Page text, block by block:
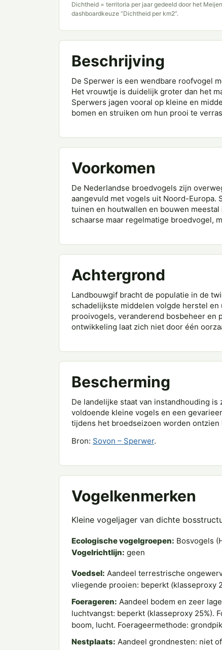
Dichtheid = territoria per jaar gedeeld door het
dashboardkeuze “Dichtheid per km2”.
Beschrijving
De Sperwer is een wendbare roofvogel
Het vrouwtje is duidelijk groter dan het
Sperwers jagen vooral op kleine en
bomen en struiken om hun prooi te
Voorkomen
De Nederlandse broedvogels zijn
aangevuld met vogels uit Noord-
tuinen en houtwallen en bouwen
schaarse maar regelmatige broedvogel,
Achtergrond
Landbouwgif bracht de populatie in de
schadelijkste middelen volgde herstel
prooivogels, veranderend bosbeheer en
ontwikkeling laat zich niet door één
Bescherming
De landelijke staat van instandhouding
voldoende kleine vogels en een
tijdens het broedseizoen worden
Bron: Sovon – Sperwer.
Vogelkenmerken
Kleine vogeljager van dichte
Ecologische vogelgroepen: Bosvogels
Vogelrichtlijn: geen
Voedsel: Aandeel terrestrische
vliegende prooien: beperkt (klasseproxy
Foerageren: Aandeel bodem en zeer
luchtvangst: beperkt (klasseproxy 25%).
boom, lucht. Foerageermethode:
Nestplaats: Aandeel grondnesten: niet